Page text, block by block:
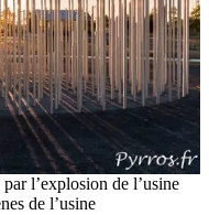
l’explosion de l’usine
de l’usine